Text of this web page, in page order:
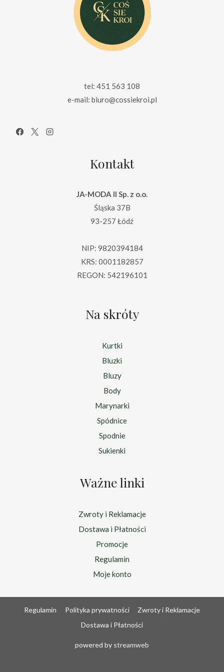
tel: 451 563 108
e-mail: biuro@cossiekroi.pl
Kontakt
JA-MODA II Sp. z o.o.
Śląska 37B
93-257 Łódź
NIP: 9820394184
KRS: 0001182857
REGON: 542196101
Na skróty
Kurtki
Bluzki
Bluzy
Body
Marynarki
Spódnice
Spodnie
Sukienki
Ważne linki
Zwroty i Reklamacje
Dostawa i Płatności
Promocje
Regulamin
Moje konto
Regulamin Polityka prywatności
Zwroty i Reklamacje
Dostawa i Płatności
powered by streamweb